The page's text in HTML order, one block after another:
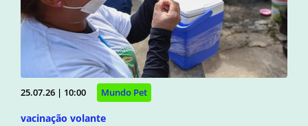
25.07.26 | 10:00 Mundo Pet
vacinação volante